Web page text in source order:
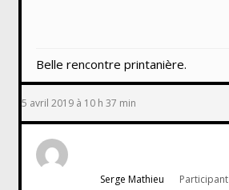
Belle rencontre printanière.
5 avril 2019 à 10 h 37 min
Serge Mathieu Participant